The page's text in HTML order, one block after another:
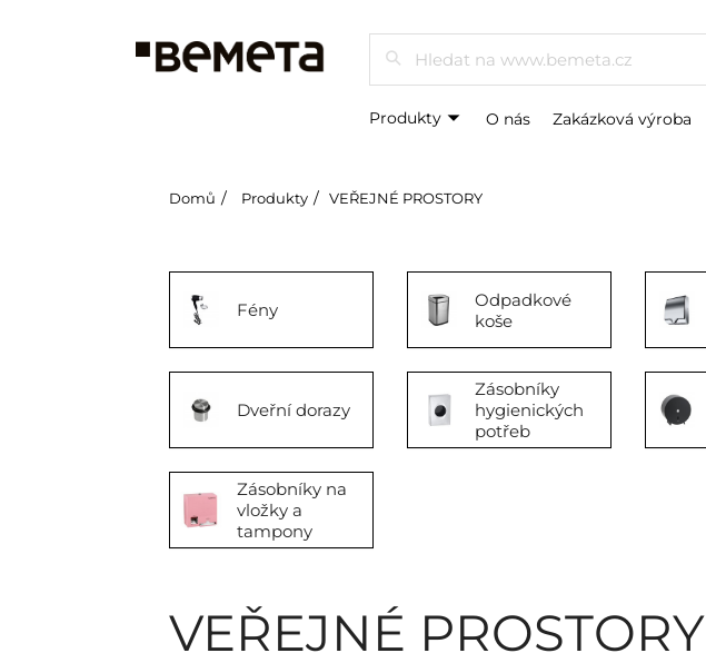
Hledat
Produkty O nás Zakázková výroba
Domů Produkty VEŘEJNÉ PROSTORY
Fény
Odpadkové
koše
Dveřní dorazy
Zásobníky
hygienických
potřeb
Zásobníky na
vložky a
tampony
VEŘEJNÉ PROSTORY